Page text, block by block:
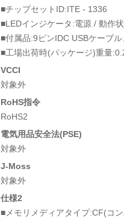
■チップセットID:ITE - 1336
■LEDインジケータ:電源 / 動作
■付属品:9ピンIDC USBケーブ
■工場出荷時(パッケージ)重量
VCCI
対象外
RoHS指令
RoHS2
電気用品安全法(PSE)
対象外
J-Moss
対象外
仕様2
■メモリメディアタイプ:CF(コ